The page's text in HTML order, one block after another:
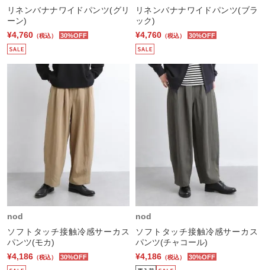
リネンバナナワイドパンツ(グリ
ーン)
¥4,760 （税込） 30%OFF
リネンバナナワイドパンツ(ブラ
ック)
¥4,760 （税込） 30%OFF
nod
ソフトタッチ接触冷感サーカス
パンツ(モカ)
¥4,186 （税込） 30%OFF
nod
ソフトタッチ接触冷感サーカス
パンツ(チャコール)
¥4,186 （税込） 30%OFF